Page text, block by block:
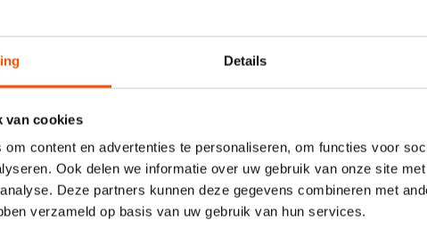
Details
van cookies
om content en advertenties te personaliseren, om functies voor
Ook delen we informatie over uw gebruik van onze site
Deze partners kunnen deze gegevens combineren met
verzameld op basis van uw gebruik van hun services.
Rotator CPR 5-01 50kN 4mm x
HP 12 MOTOR B14